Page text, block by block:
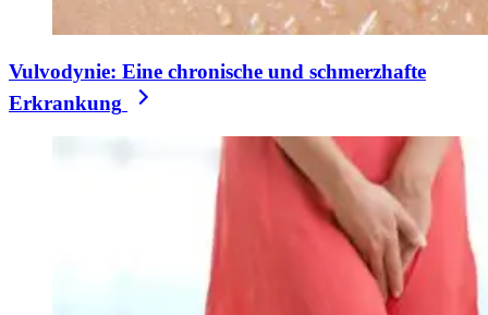
Vulvodynie: Eine chronische und schmerzhafte
Erkrankung